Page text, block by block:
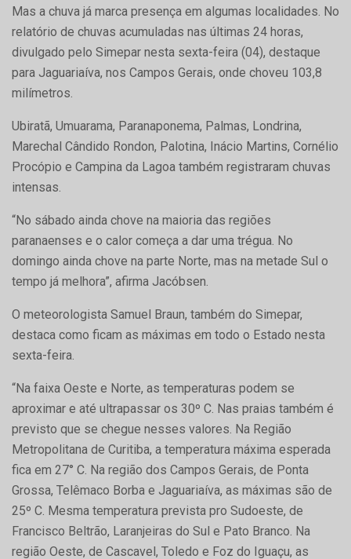
Mas a chuva já marca presença em algumas localidades. No
relatório de chuvas acumuladas nas últimas 24 horas,
divulgado pelo Simepar nesta sexta-feira (04), destaque
para Jaguariaíva, nos Campos Gerais, onde choveu 103,8
milímetros.
Ubiratã, Umuarama, Paranaponema, Palmas, Londrina,
Marechal Cândido Rondon, Palotina, Inácio Martins, Cornélio
Procópio e Campina da Lagoa também registraram chuvas
intensas.
“No sábado ainda chove na maioria das regiões
paranaenses e o calor começa a dar uma trégua. No
domingo ainda chove na parte Norte, mas na metade Sul o
tempo já melhora”, afirma Jacóbsen.
O meteorologista Samuel Braun, também do Simepar,
destaca como ficam as máximas em todo o Estado nesta
sexta-feira.
“Na faixa Oeste e Norte, as temperaturas podem se
aproximar e até ultrapassar os 30º C. Nas praias também é
previsto que se chegue nesses valores. Na Região
Metropolitana de Curitiba, a temperatura máxima esperada
fica em 27° C. Na região dos Campos Gerais, de Ponta
Grossa, Telêmaco Borba e Jaguariaíva, as máximas são de
25º C. Mesma temperatura prevista pro Sudoeste, de
Francisco Beltrão, Laranjeiras do Sul e Pato Branco. Na
região Oeste, de Cascavel, Toledo e Foz do Iguaçu, as